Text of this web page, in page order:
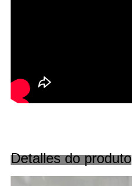
Detalles do produto